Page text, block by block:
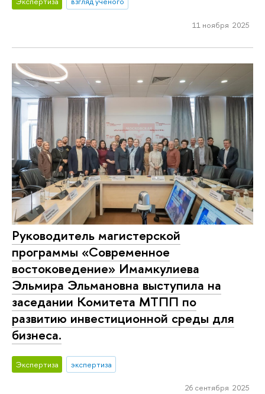
11 ноября 2025
Руководитель магистерской
программы «Современное
востоковедение» Имамкулиева
Эльмира Эльмановна выступила на
заседании Комитета МТПП по
развитию инвестиционной среды для
бизнеса.
Экспертиза экспертиза
26 сентября 2025